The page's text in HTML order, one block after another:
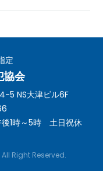
定
協会
5 NS大津ビル6F
1時～5時 土日祝休
Right Reserved.